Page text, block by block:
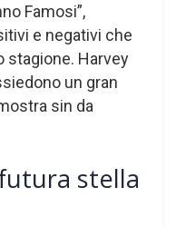
Famosi”,
e negativi che
stagione. Harvey
un gran
sin da
stella